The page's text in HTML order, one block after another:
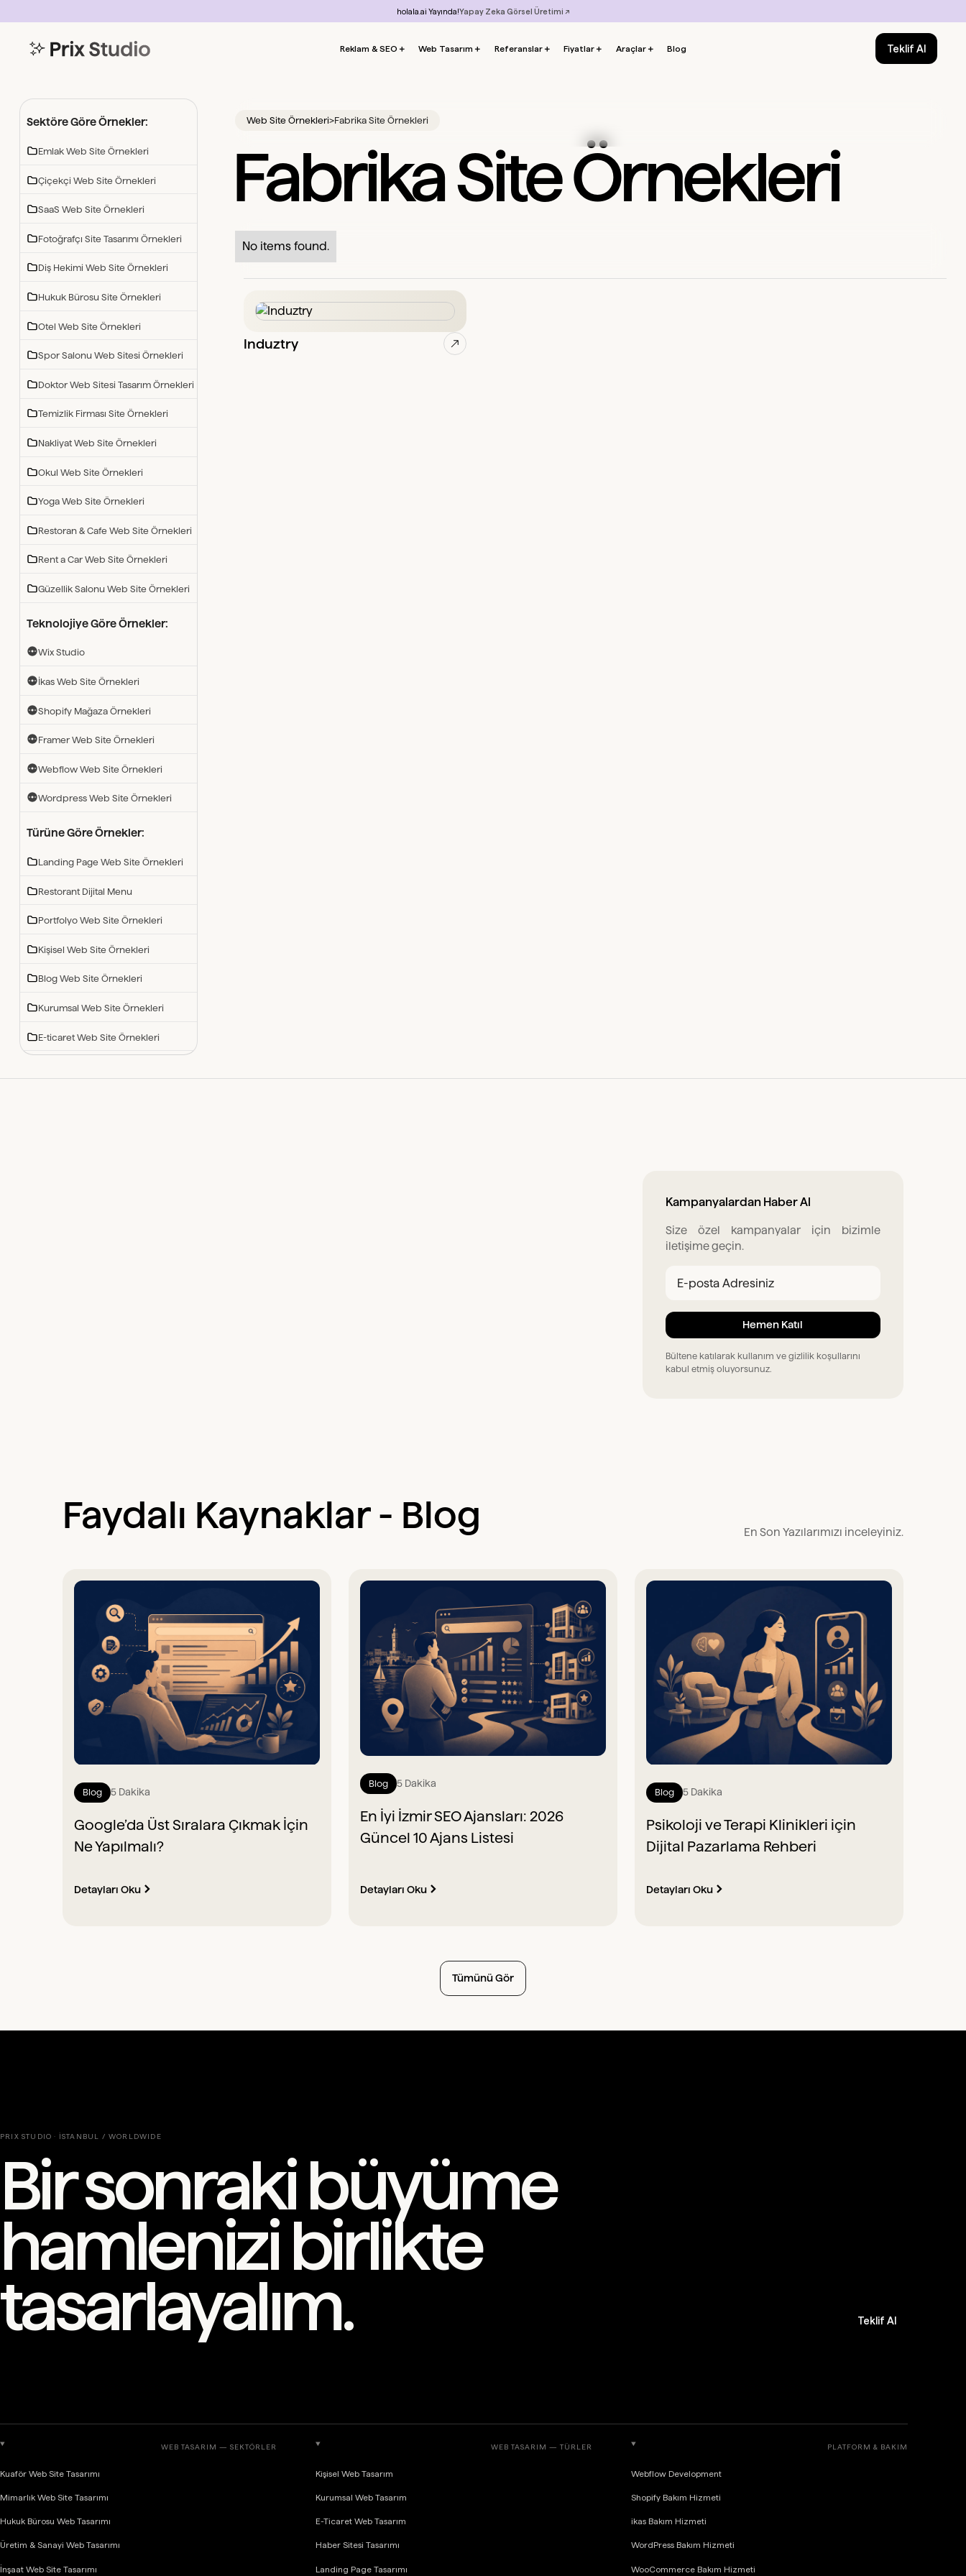
holala.ai Yayında!Yapay Zeka Görsel Üretimi ↗
Reklam & SEO ＋ Web Tasarım ＋ Referanslar＋ Fiyatlar ＋ Araçlar＋ Blog Teklif Al
Sektöre Göre Örnekler:
Emlak Web Site Örnekleri
Çiçekçi Web Site Örnekleri
SaaS Web Site Örnekleri
Fotoğrafçı Site Tasarımı Örnekleri
Diş Hekimi Web Site Örnekleri
Hukuk Bürosu Site Örnekleri
Otel Web Site Örnekleri
Spor Salonu Web Sitesi Örnekleri
Doktor Web Sitesi Tasarım Örnekleri
Temizlik Firması Site Örnekleri
Nakliyat Web Site Örnekleri
Okul Web Site Örnekleri
Yoga Web Site Örnekleri
Restoran & Cafe Web Site Örnekleri
Rent a Car Web Site Örnekleri
Güzellik Salonu Web Site Örnekleri
Teknolojiye Göre Örnekler:
Wix Studio
İkas Web Site Örnekleri
Shopify Mağaza Örnekleri
Framer Web Site Örnekleri
Webflow Web Site Örnekleri
Wordpress Web Site Örnekleri
Türüne Göre Örnekler:
Landing Page Web Site Örnekleri
Restorant Dijital Menu
Portfolyo Web Site Örnekleri
Kişisel Web Site Örnekleri
Blog Web Site Örnekleri
Kurumsal Web Site Örnekleri
E-ticaret Web Site Örnekleri
Web Site Örnekleri>Fabrika Site Örnekleri
Fabrika Site Örnekleri
No items found.
Induztry
Kampanyalardan Haber Al
Size özel kampanyalar için bizimle
iletişime geçin.
Bültene katılarak kullanım ve gizlilik koşullarını
kabul etmiş oluyorsunuz.
Faydalı Kaynaklar - Blog En Son Yazılarımızı inceleyiniz.
Blog 5 Dakika
Google’da Üst Sıralara Çıkmak İçin
Ne Yapılmalı?
Detayları Oku
Blog 5 Dakika
En İyi İzmir SEO Ajansları: 2026
Güncel 10 Ajans Listesi
Detayları Oku
Blog 5 Dakika
Psikoloji ve Terapi Klinikleri için
Dijital Pazarlama Rehberi
Detayları Oku
Tümünü Gör
PRIX STUDIO · İSTANBUL / WORLDWIDE
Bir sonraki büyüme
hamlenizi birlikte
tasarlayalım.
Teklif Al
WEB TASARIM — SEKTÖRLER
Kuaför Web Site Tasarımı
Mimarlık Web Site Tasarımı
Hukuk Bürosu Web Tasarımı
Üretim & Sanayi Web Tasarımı
İnşaat Web Site Tasarımı
WEB TASARIM — TÜRLER
Kişisel Web Tasarım
Kurumsal Web Tasarım
E-Ticaret Web Tasarım
Haber Sitesi Tasarımı
Landing Page Tasarımı
PLATFORM & BAKIM
Webflow Development
Shopify Bakım Hizmeti
ikas Bakım Hizmeti
WordPress Bakım Hizmeti
WooCommerce Bakım Hizmeti